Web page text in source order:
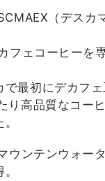
（デスカ
フェコーヒーを
最初にデカフェ
り高品質なコー
。
ウンテンウォー